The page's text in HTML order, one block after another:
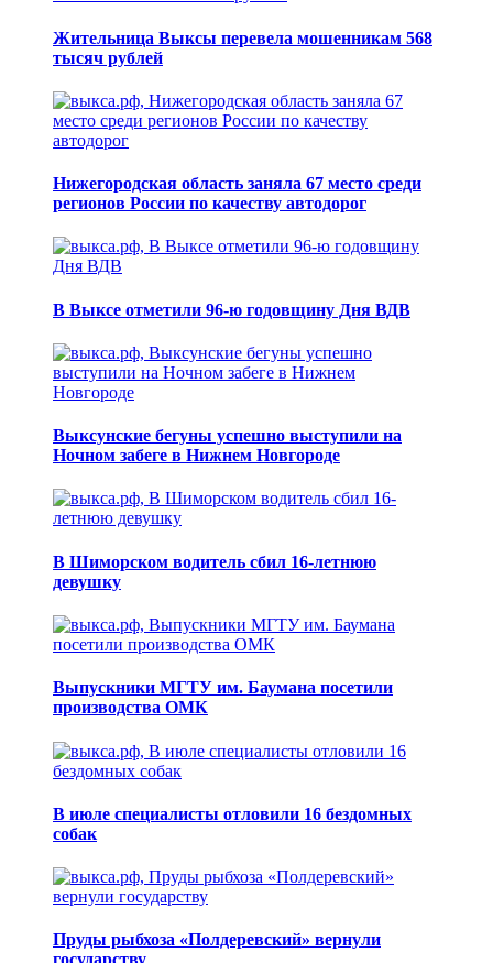
Жительница Выксы перевела мошенникам 568
тысяч рублей
Нижегородская область заняла 67 место среди
регионов России по качеству автодорог
В Выксе отметили 96-ю годовщину Дня ВДВ
Выксунские бегуны успешно выступили на
Ночном забеге в Нижнем Новгороде
В Шиморском водитель сбил 16-летнюю
девушку
Выпускники МГТУ им. Баумана посетили
производства ОМК
В июле специалисты отловили 16 бездомных
собак
Пруды рыбхоза «Полдеревский» вернули